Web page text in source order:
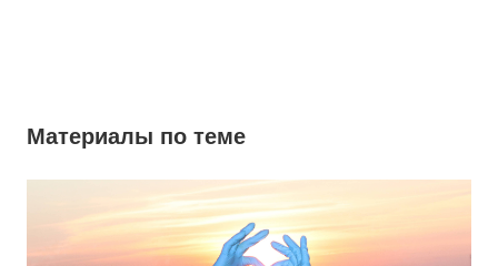
Материалы по теме